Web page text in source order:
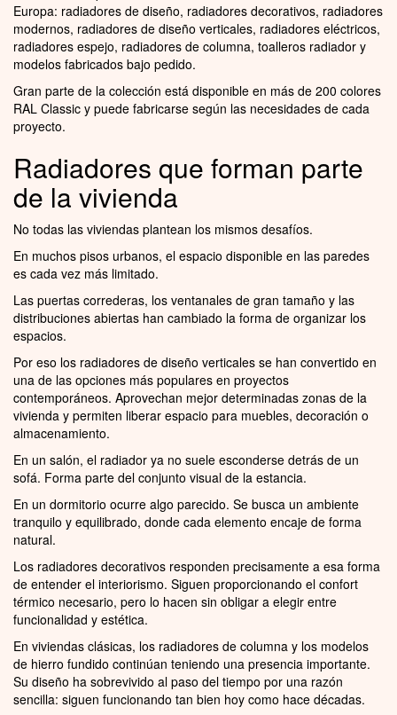
Europa: radiadores de diseño, radiadores decorativos, radiadores
modernos, radiadores de diseño verticales, radiadores eléctricos,
radiadores espejo, radiadores de columna, toalleros radiador y
modelos fabricados bajo pedido.
Gran parte de la colección está disponible en más de 200 colores
RAL Classic y puede fabricarse según las necesidades de cada
proyecto.
Radiadores que forman parte
de la vivienda
No todas las viviendas plantean los mismos desafíos.
En muchos pisos urbanos, el espacio disponible en las paredes
es cada vez más limitado.
Las puertas correderas, los ventanales de gran tamaño y las
distribuciones abiertas han cambiado la forma de organizar los
espacios.
Por eso los radiadores de diseño verticales se han convertido en
una de las opciones más populares en proyectos
contemporáneos. Aprovechan mejor determinadas zonas de la
vivienda y permiten liberar espacio para muebles, decoración o
almacenamiento.
En un salón, el radiador ya no suele esconderse detrás de un
sofá. Forma parte del conjunto visual de la estancia.
En un dormitorio ocurre algo parecido. Se busca un ambiente
tranquilo y equilibrado, donde cada elemento encaje de forma
natural.
Los radiadores decorativos responden precisamente a esa forma
de entender el interiorismo. Siguen proporcionando el confort
térmico necesario, pero lo hacen sin obligar a elegir entre
funcionalidad y estética.
En viviendas clásicas, los radiadores de columna y los modelos
de hierro fundido continúan teniendo una presencia importante.
Su diseño ha sobrevivido al paso del tiempo por una razón
sencilla: siguen funcionando tan bien hoy como hace décadas.